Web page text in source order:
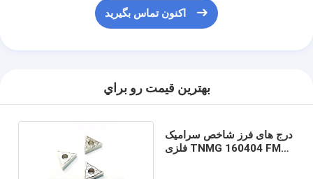
اکنون تماس بگیرید
بهترين قيمت رو براي
درج های فرز شاخص سرامیک
فلزی TNMG 160404 FM